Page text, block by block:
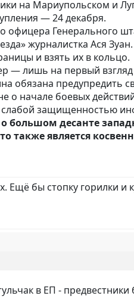
на Мариупольском и
— 24 декабря.
офицера Генерального
журналистка Ася Зуан.
и взять их в кольцо.
— лишь на первый взгляд
обязана предупредить
о начале боевых
защищенностью
о большом десанте
также является
Ещё бы стопку горилки и
в ЕП - предвестники